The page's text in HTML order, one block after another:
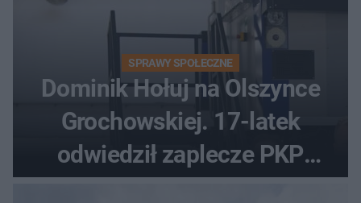
SPRAWY SPOŁECZNE
Dominik Hołuj na Olszynce
Grochowskiej. 17-latek
odwiedził zaplecze PKP
Intercity